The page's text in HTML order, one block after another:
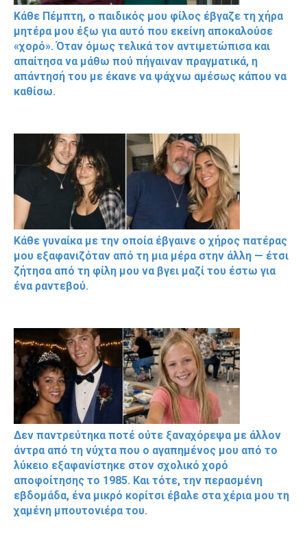
Κάθε Πέμπτη, ο παιδικός μου φίλος έβγαζε τη χήρα
μητέρα μου έξω για αυτό που εκείνη αποκαλούσε
«χορό». Όταν όμως τελικά τον αντιμετώπισα και
απαίτησα να μάθω πού πήγαιναν πραγματικά, η
απάντησή του με έκανε να ψάχνω αμέσως κάπου να
καθίσω.
Κάθε γυναίκα με την οποία έβγαινε ο χήρος πατέρας
μου εξαφανιζόταν από τη μια μέρα στην άλλη — έτσι
ζήτησα από τη φίλη μου να βγει μαζί του έστω για
ένα ραντεβού.
Δεν παντρεύτηκα ποτέ ούτε ξαναχόρεψα με άλλον
άντρα από τη νύχτα που ο αγαπημένος μου από το
λύκειο εξαφανίστηκε στον σχολικό χορό
αποφοίτησης το 1985. Και τότε, την περασμένη
εβδομάδα, ένα μικρό κορίτσι έβαλε στα χέρια μου τη
χαμένη μπουτονιέρα του.